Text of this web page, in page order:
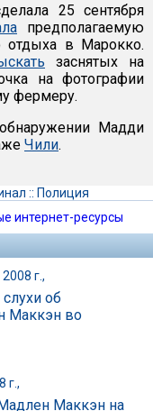
25 сентября
предполагаемую
в Марокко.
заснятых на
на фотографии
фермеру.
Мадди
Чили.
:: Полиция
интернет-ресурсы
г.,
об
Маккэн во
г.,
Маккэн на